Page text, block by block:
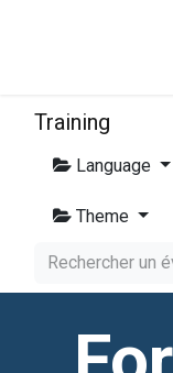
Training
Language
Theme